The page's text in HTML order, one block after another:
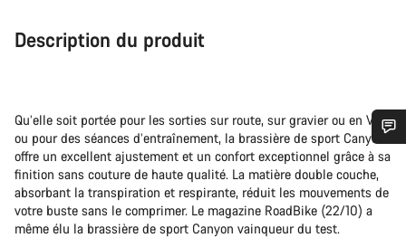
Description du produit
Qu’elle soit portée pour les sorties sur route, sur gravier ou en VTT,
ou pour des séances d’entraînement, la brassière de sport Canyon
offre un excellent ajustement et un confort exceptionnel grâce à sa
finition sans couture de haute qualité. La matière double couche,
absorbant la transpiration et respirante, réduit les mouvements de
votre buste sans le comprimer. Le magazine RoadBike (22/10) a
même élu la brassière de sport Canyon vainqueur du test.
Besoin d’aide ?
Nos experts du service client vous attendent pour
répondre à vos questions.